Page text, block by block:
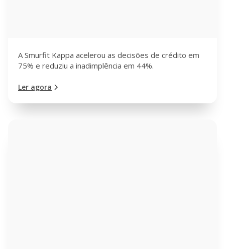
A Smurfit Kappa acelerou as decisões de crédito em
75% e reduziu a inadimplência em 44%.
Ler agora